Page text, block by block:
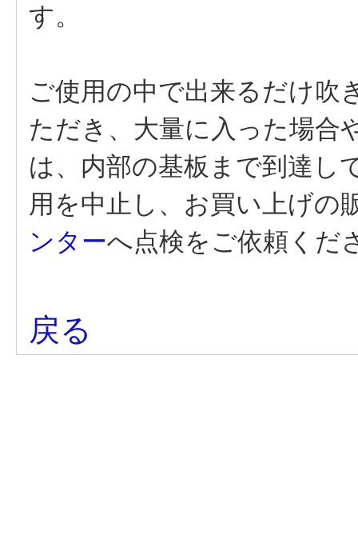
す。
ご使用の中で出来るだけ吹
ただき、大量に入った場合
は、内部の基板まで到達し
用を中止し、お買い上げの
ンターへ点検をご依頼くだ
戻る